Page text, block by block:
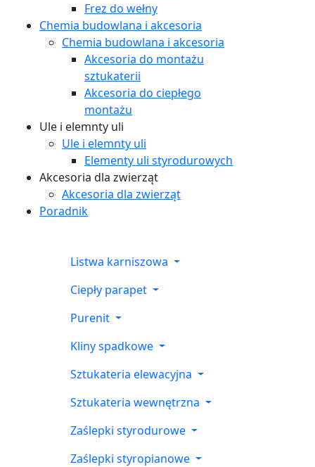
Frez do wełny
Chemia budowlana i akcesoria
Chemia budowlana i akcesoria
Akcesoria do montażu
sztukaterii
Akcesoria do ciepłego
montażu
Ule i elemnty uli
Ule i elemnty uli
Elementy uli styrodurowych
Akcesoria dla zwierząt
Akcesoria dla zwierząt
Poradnik
Listwa karniszowa
Ciepły parapet
Purenit
Kliny spadkowe
Sztukateria elewacyjna
Sztukateria wewnętrzna
Zaślepki styrodurowe
Zaślepki styropianowe